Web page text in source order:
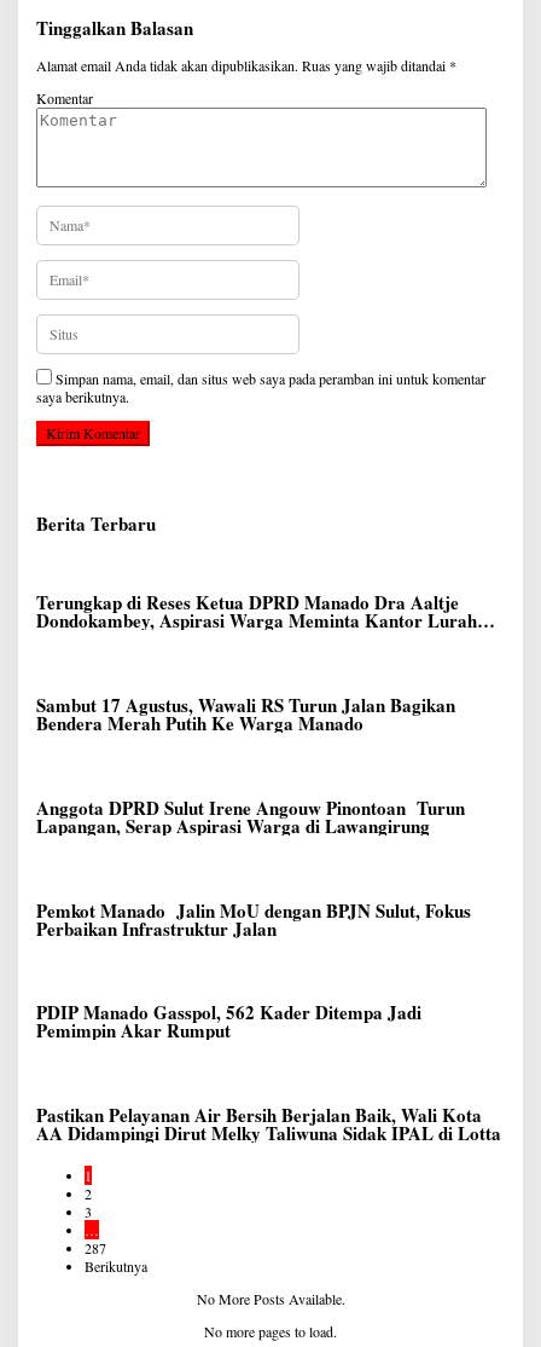
Tinggalkan Balasan
Alamat email Anda tidak akan dipublikasikan. Ruas yang wajib ditandai *
Komentar
Simpan nama, email, dan situs web saya pada peramban ini untuk komentar
saya berikutnya.
Berita Terbaru
Terungkap di Reses Ketua DPRD Manado Dra Aaltje
Dondokambey, Aspirasi Warga Meminta Kantor Lurah
Banjer Dipindahkan ke Kantor DLH Manado
Sambut 17 Agustus, Wawali RS Turun Jalan Bagikan
Bendera Merah Putih Ke Warga Manado
Anggota DPRD Sulut Irene Angouw Pinontoan Turun
Lapangan, Serap Aspirasi Warga di Lawangirung
Pemkot Manado Jalin MoU dengan BPJN Sulut, Fokus
Perbaikan Infrastruktur Jalan
PDIP Manado Gasspol, 562 Kader Ditempa Jadi
Pemimpin Akar Rumput
Pastikan Pelayanan Air Bersih Berjalan Baik, Wali Kota
AA Didampingi Dirut Melky Taliwuna Sidak IPAL di Lotta
1
2
3
…
287
Berikutnya
No More Posts Available.
No more pages to load.